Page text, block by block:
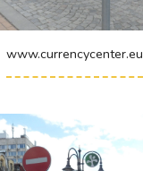
www.currencycenter.eu